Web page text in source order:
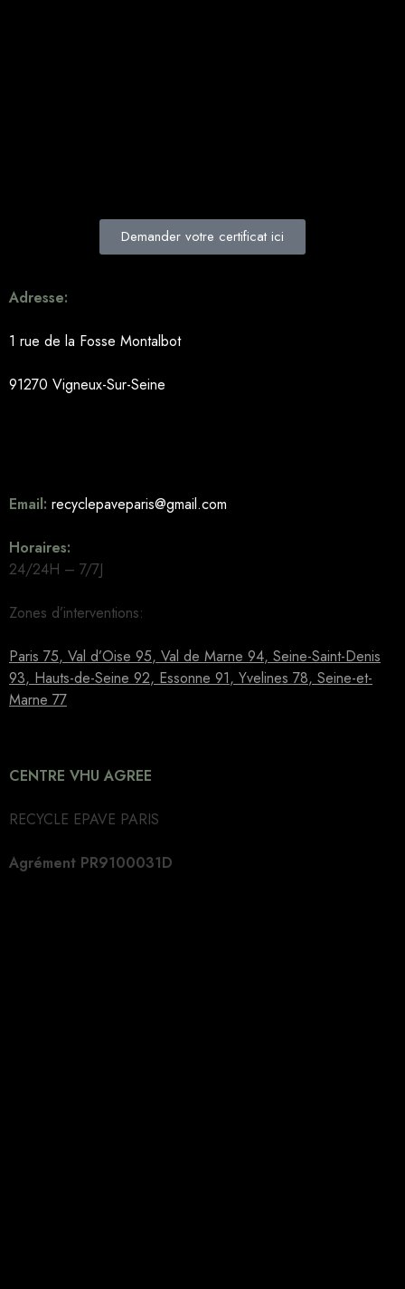
Demander votre certificat ici
CENTRE VHU AGREE
RECYCLE EPAVE PARIS
Agrément PR9100031D
Email: recyclepaveparis@gmail.com
Horaires:
24/24H – 7/7J
Zones d’interventions:
Paris 75, Val d’Oise 95, Val de Marne 94, Seine-Saint-Denis
93, Hauts-de-Seine 92, Essonne 91, Yvelines 78, Seine-et-
Marne 77
Adresse:
1 rue de la Fosse Montalbot
91270 Vigneux-Sur-Seine